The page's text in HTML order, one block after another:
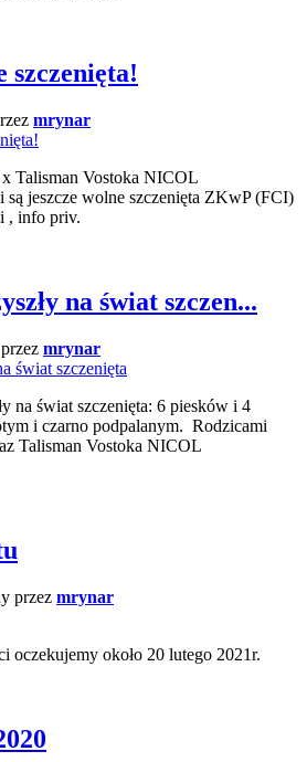
szczenięta!
mrynar
Talisman Vostoka NICOL
jeszcze wolne szczenięta ZKwP (FCI)
, info priv.
na świat szczen...
mrynar
na świat szczenięta: 6 piesków i 4
i czarno podpalanym. Rodzicami
Talisman Vostoka NICOL
przez mrynar
oczekujemy około 20 lutego 2021r.